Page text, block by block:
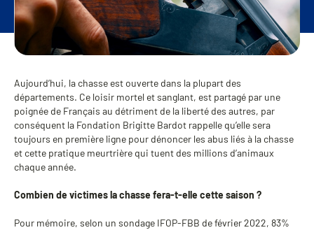
Aujourd’hui, la chasse est ouverte dans la plupart des
départements. Ce loisir mortel et sanglant, est partagé par une
poignée de Français au détriment de la liberté des autres, par
conséquent la Fondation Brigitte Bardot rappelle qu’elle sera
toujours en première ligne pour dénoncer les abus liés à la chasse
et cette pratique meurtrière qui tuent des millions d’animaux
chaque année.
Combien de victimes la chasse fera-t-elle cette saison ?
Pour mémoire, selon un sondage IFOP-FBB de février 2022, 83%